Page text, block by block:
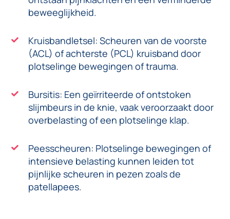
beweeglijkheid.
Kruisbandletsel: Scheuren van de voorste
(ACL) of achterste (PCL) kruisband door
plotselinge bewegingen of trauma.
Bursitis: Een geïrriteerde of ontstoken
slijmbeurs in de knie, vaak veroorzaakt door
overbelasting of een plotselinge klap.
Peesscheuren: Plotselinge bewegingen of
intensieve belasting kunnen leiden tot
pijnlijke scheuren in pezen zoals de
patellapees.